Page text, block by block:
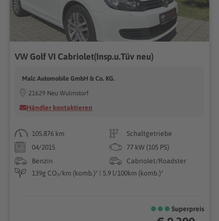
VW Golf VI Cabriolet(Insp.u.Tüv neu)
Malc Automobile GmbH & Co. KG.
21629 Neu Wulmstorf
Händler kontaktieren
105.876 km
Schaltgetriebe
04/2015
77 kW (105 PS)
Benzin
Cabriolet/Roadster
139g CO₂/km (komb.)* | 5.9 l/100km (komb.)*
Superpreis